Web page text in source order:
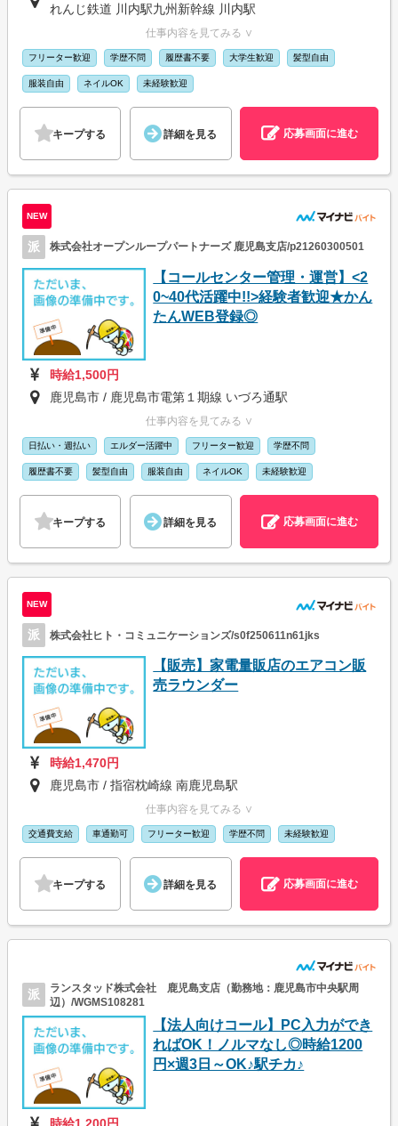
れんじ鉄道 川内駅九州新幹線 川内駅
仕事内容を見てみる ∨
フリーター歓迎 学歴不問 履歴書不要 大学生歓迎 髪型自由
服装自由 ネイルOK 未経験歓迎
キープする 詳細を見る 応募画面に進む
NEW
派 株式会社オープンループパートナーズ 鹿児島支店/p21260300501
【コールセンター管理・運営】<2
0~40代活躍中!!>経験者歓迎★かん
たんWEB登録◎
時給1,500円
鹿児島市 / 鹿児島市電第１期線 いづろ通駅
仕事内容を見てみる ∨
日払い・週払い エルダー活躍中 フリーター歓迎 学歴不問
履歴書不要 髪型自由 服装自由 ネイルOK 未経験歓迎
キープする 詳細を見る 応募画面に進む
NEW
派 株式会社ヒト・コミュニケーションズ/s0f250611n61jks
【販売】家電量販店のエアコン販
売ラウンダー
時給1,470円
鹿児島市 / 指宿枕崎線 南鹿児島駅
仕事内容を見てみる ∨
交通費支給 車通勤可 フリーター歓迎 学歴不問 未経験歓迎
キープする 詳細を見る 応募画面に進む
派
ランスタッド株式会社 鹿児島支店（勤務地：鹿児島市中央駅周
辺）/WGMS108281
【法人向けコール】PC入力ができ
ればOK！ノルマなし◎時給1200
円×週3日～OK♪駅チカ♪